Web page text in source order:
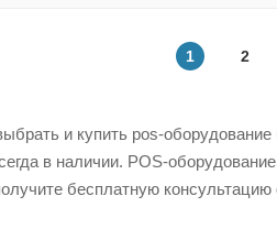
1 2
и купить pos-
в наличии. POS-
бесплатную